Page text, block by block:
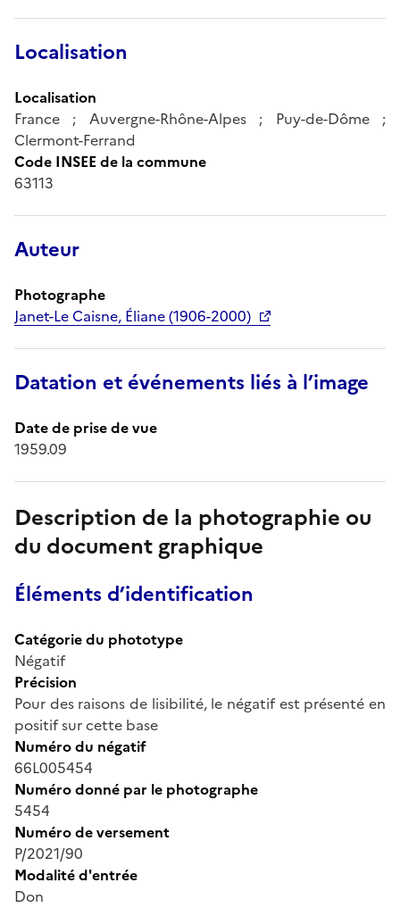
Localisation
Localisation
France ; Auvergne-Rhône-Alpes ; Puy-de-Dôme ;
Clermont-Ferrand
Code INSEE de la commune
63113
Auteur
Photographe
Janet-Le Caisne, Éliane (1906-2000)
Datation et événements liés à l’image
Date de prise de vue
1959.09
Description de la photographie ou
du document graphique
Éléments d’identification
Catégorie du phototype
Négatif
Précision
Pour des raisons de lisibilité, le négatif est présenté en
positif sur cette base
Numéro du négatif
66L005454
Numéro donné par le photographe
5454
Numéro de versement
P/2021/90
Modalité d'entrée
Don